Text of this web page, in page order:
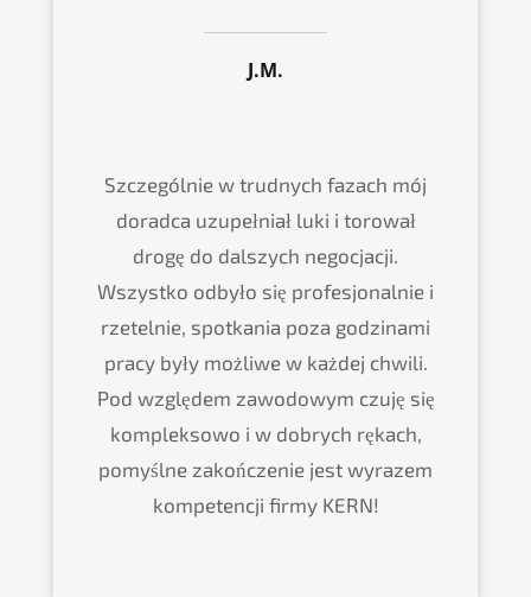
J.M.
Szczególnie w trudnych fazach mój
doradca uzupełniał luki i torował
drogę do dalszych negocjacji.
Wszystko odbyło się profesjonalnie i
rzetelnie, spotkania poza godzinami
pracy były możliwe w każdej chwili.
Pod względem zawodowym czuję się
kompleksowo i w dobrych rękach,
pomyślne zakończenie jest wyrazem
kompetencji firmy KERN!